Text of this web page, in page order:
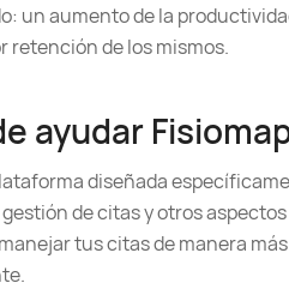
un aumento de la
retención de los mismos.
ayudar
diseñada
de citas y otros
tus citas de manera